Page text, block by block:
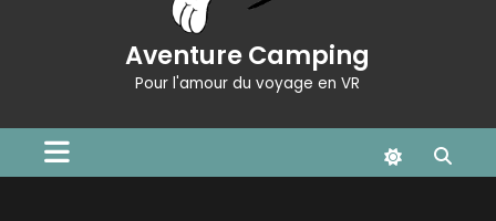
Aventure Camping
Pour l'amour du voyage en VR